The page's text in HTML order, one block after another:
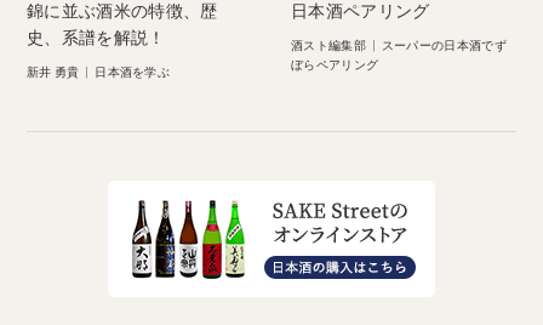
錦に並ぶ酒米の特徴、歴
史、系譜を解説！
新井 勇貴 日本酒を学ぶ
日本酒ペアリング
酒スト編集部
スーパーの日本酒でず
ぼらペアリング